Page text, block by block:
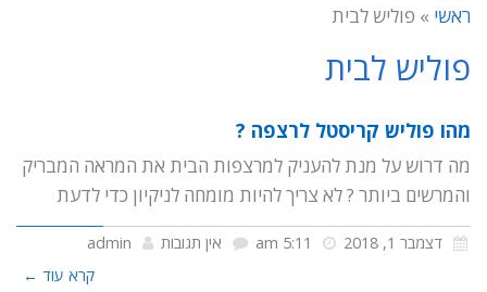
ראשי » פוליש לבית
פוליש לבית
מהו פוליש קריסטל לרצפה ?
מה דרוש על מנת להעניק למרצפות הבית את המראה המבריק
והמרשים ביותר ? לא צריך להיות מומחה לניקיון כדי לדעת
דצמבר 1, 2018 אין תגובות
admin
קרא עוד ←